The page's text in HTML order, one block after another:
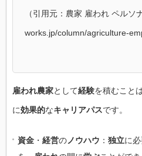
（引用元：農家 雇われ ペルソ
works.jp/column/agriculture-
雇われ農家として経験を積むことは
に効果的なキャリアパスです。
資金 ・ 経営のノウハウ ： 独立に